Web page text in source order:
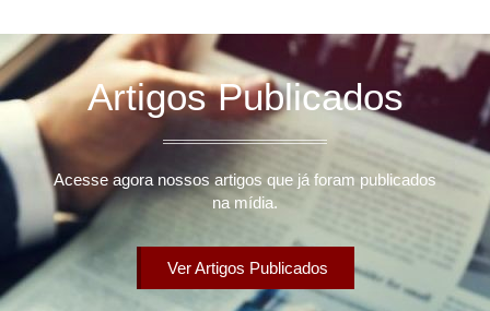
Artigos Publicados
Acesse agora nossos artigos que já foram publicados
na mídia.
Ver Artigos Publicados